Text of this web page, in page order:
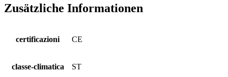
Zusätzliche Informationen
certificazioni CE
classe-climatica ST